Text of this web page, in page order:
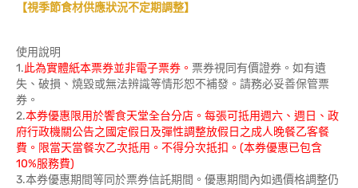
【視季節食材供應狀況不定期調整】
使用說明
1.此為實體紙本票券並非電子票券。 票券視同有價證券。如有遺
失、破損、燒毀或無法辨識等情形恕不補發。請務必妥善保管票
券。
2.本券優惠限用於饗食天堂全台分店。每張可抵用週六、週日、政
府行政機關公告之國定假日及彈性調整放假日之成人晚餐乙客餐
費。限當天當餐次乙次抵用。不得分次抵扣。(本券優惠已包含
10%服務費)
3.本券優惠期間等同於票券信託期間。優惠期間內如遇價格調整仍